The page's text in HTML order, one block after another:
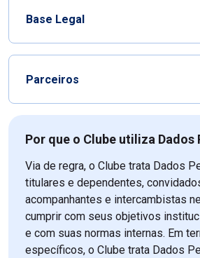
Base Legal
Parceiros
Por que o Clube utiliza Dados
Via de regra, o Clube trata Dados
titulares e dependentes,
acompanhantes e intercambistas
cumprir com seus objetivos
e com suas normas internas. Em
específicos, o Clube trata Dados